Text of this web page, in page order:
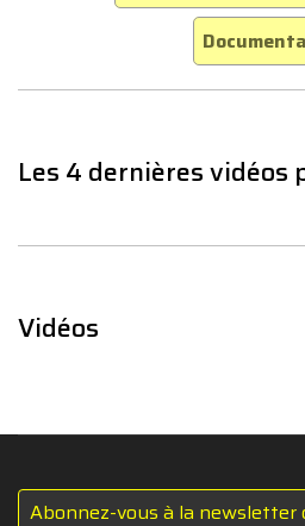
Les 4 dernières vidéos
Vidéos
Abonnez-vous à la